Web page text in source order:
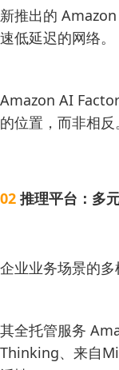
新推出的
速低延迟的网络。
Amazon AI
的位置，而非相反。
02 推理平台：多
企业业务场景的
其全托管服务
Thinking、来自